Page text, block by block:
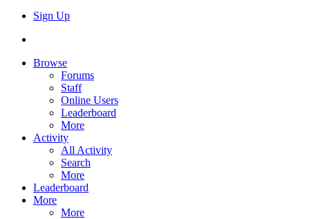
Sign Up
Browse
Forums
Staff
Online Users
Leaderboard
More
Activity
All Activity
Search
More
Leaderboard
More
More